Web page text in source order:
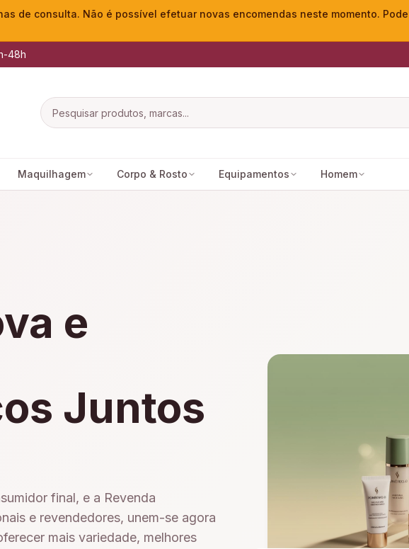
de consulta. Não é possível efetuar novas encomendas neste momento.
48h
Maquilhagem Corpo & Rosto Equipamentos Homem
e
Juntos
final, e a Revenda
e revendedores, unem-se agora
mais variedade, melhores